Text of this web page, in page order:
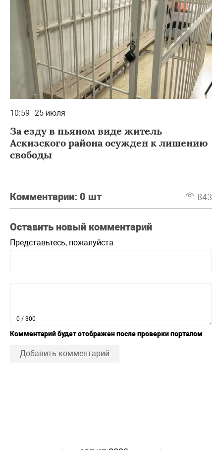
10:59 25 июля
За езду в пьяном виде житель
Аскизского района осужден к лишению
свободы
Комментарии: 0 шт 843
Оставить новый комментарий
Представьтесь, пожалуйста
0 / 300
Комментарий будет отображен после проверки порталом
Добавить комментарий